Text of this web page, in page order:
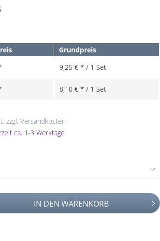
Grundpreis
9,25 € * / 1 Set
8,10 € * / 1 Set
zzgl. Versandkosten
ca. 1-3 Werktage
IN DEN WARENKORB